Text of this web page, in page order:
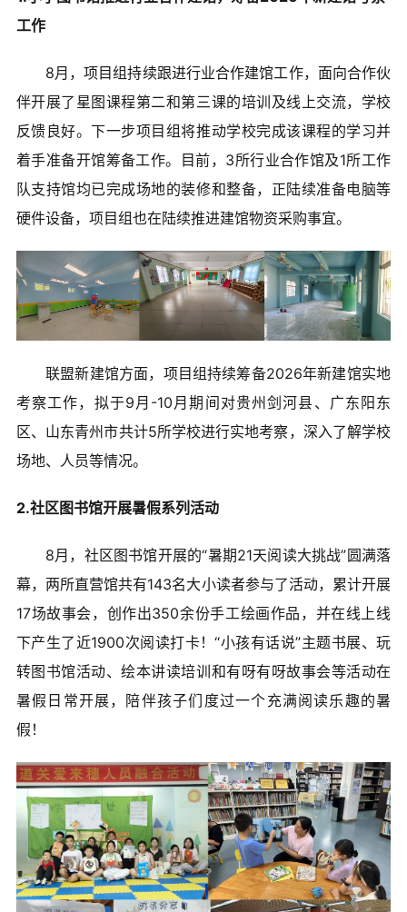
工作
8月，项目组持续跟进行业合作建馆工作，面向合作伙
伴开展了星图课程第二和第三课的培训及线上交流，学校
反馈良好。下一步项目组将推动学校完成该课程的学习并
着手准备开馆筹备工作。目前，3所行业合作馆及1所工作
队支持馆均已完成场地的装修和整备，正陆续准备电脑等
硬件设备，项目组也在陆续推进建馆物资采购事宜。
联盟新建馆方面，项目组持续筹备2026年新建馆实地
考察工作，拟于9月-10月期间对贵州剑河县、广东阳东
区、山东青州市共计5所学校进行实地考察，深入了解学校
场地、人员等情况。
2.社区图书馆开展暑假系列活动
8月，社区图书馆开展的“暑期21天阅读大挑战”圆满落
幕，两所直营馆共有143名大小读者参与了活动，累计开展
17场故事会，创作出350余份手工绘画作品，并在线上线
下产生了近1900次阅读打卡！“小孩有话说”主题书展、玩
转图书馆活动、绘本讲读培训和有呀有呀故事会等活动在
暑假日常开展，陪伴孩子们度过一个充满阅读乐趣的暑
假！